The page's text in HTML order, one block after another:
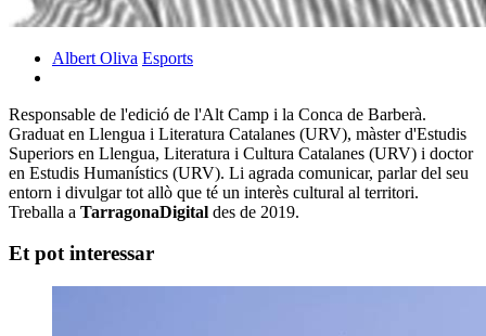
Albert Oliva Esports
Responsable de l'edició de l'Alt Camp i la Conca de Barberà.
Graduat en Llengua i Literatura Catalanes (URV), màster d'Estudis
Superiors en Llengua, Literatura i Cultura Catalanes (URV) i doctor
en Estudis Humanístics (URV). Li agrada comunicar, parlar del seu
entorn i divulgar tot allò que té un interès cultural al territori.
Treballa a TarragonaDigital des de 2019.
Et pot interessar